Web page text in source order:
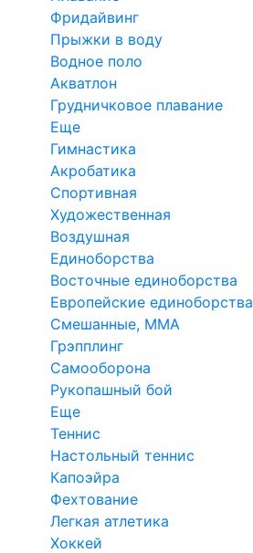
Фридайвинг
Прыжки в воду
Водное поло
Акватлон
Грудничковое плавание
Еще
Гимнастика
Акробатика
Спортивная
Художественная
Воздушная
Единоборства
Восточные единоборства
Европейские единоборства
Смешанные, ММА
Грэпплинг
Самооборона
Рукопашный бой
Еще
Теннис
Настольный теннис
Капоэйра
Фехтование
Легкая атлетика
Хоккей